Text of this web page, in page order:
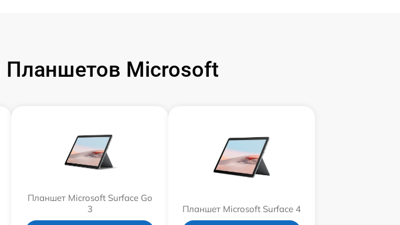
Microsoft
Планшет Microsoft Surface Go
3
Планшет Microsoft Surface 4